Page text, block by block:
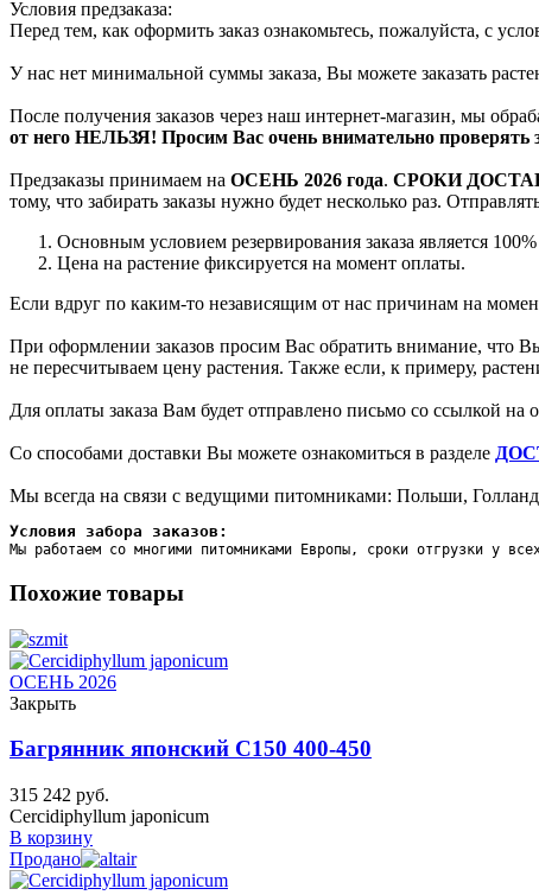
Условия предзаказа:
Перед тем, как оформить заказ ознакомьтесь, пожалуйста, с
У нас нет минимальной суммы заказа, Вы можете заказать
После получения заказов через наш интернет-магазин, мы
от него НЕЛЬЗЯ! Просим Вас очень внимательно проверять
Предзаказы принимаем на ОСЕНЬ 2026 года. СРОКИ
тому, что забирать заказы нужно будет несколько раз.
Основным условием резервирования заказа является
Цена на растение фиксируется на момент оплаты.
Если вдруг по каким-то независящим от нас причинам на
При оформлении заказов просим Вас обратить внимание, что
не пересчитываем цену растения. Также если, к примеру,
Для оплаты заказа Вам будет отправлено письмо со ссылкой на
Со способами доставки Вы можете ознакомиться в разделе
Мы всегда на связи с ведущими питомниками: Польши,
Условия забора заказов:
Мы работаем со многими питомниками Европы, сроки отгрузки у
Похожие товары
ОСЕНЬ 2026
Закрыть
Багрянник японский C150 400-450
315 242 руб.
Cercidiphyllum japonicum
В корзину
Продано